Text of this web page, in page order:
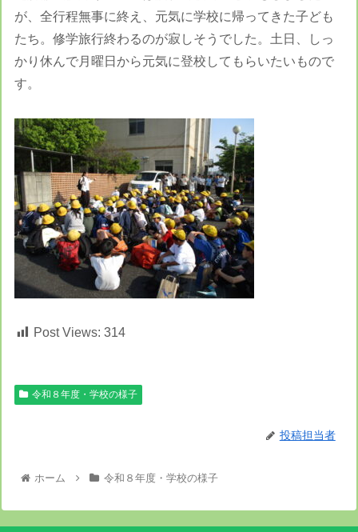
が、全行程無事に終え、元気に学校に帰ってきた子ども
たち。修学旅行終わるのが寂しそうでした。土日、しっ
かり休んで月曜日から元気に登校してもらいたいもので
す。
Post Views: 314
令和８年度・学校の様子
投稿担当者
ホーム 令和８年度・学校の様子